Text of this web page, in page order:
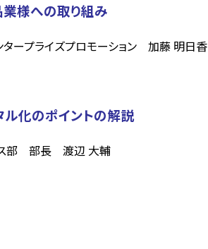
様への取り組み
プライズプロモーション 加藤 明日香
化のポイントの解説
ス部 部長 渡辺 大輔